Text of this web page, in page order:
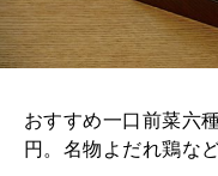
おすすめ一口前菜六
円。名物よだれ鶏など